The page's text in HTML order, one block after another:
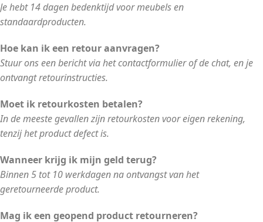
Je hebt 14 dagen bedenktijd voor meubels en
standaardproducten.
Hoe kan ik een retour aanvragen?
Stuur ons een bericht via het contactformulier of de chat, en je
ontvangt retourinstructies.
Moet ik retourkosten betalen?
In de meeste gevallen zijn retourkosten voor eigen rekening,
tenzij het product defect is.
Wanneer krijg ik mijn geld terug?
Binnen 5 tot 10 werkdagen na ontvangst van het
geretourneerde product.
Mag ik een geopend product retourneren?